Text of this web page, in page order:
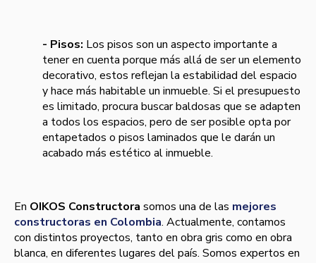
- Pisos: Los pisos son un aspecto importante a
tener en cuenta porque más allá de ser un elemento
decorativo, estos reflejan la estabilidad del espacio
y hace más habitable un inmueble. Si el presupuesto
es limitado, procura buscar baldosas que se adapten
a todos los espacios, pero de ser posible opta por
entapetados o pisos laminados que le darán un
acabado más estético al inmueble.
En OIKOS Constructora somos una de las mejores
constructoras en Colombia. Actualmente, contamos
con distintos proyectos, tanto en obra gris como en obra
blanca, en diferentes lugares del país. Somos expertos en